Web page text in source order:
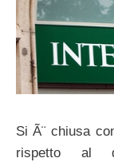
Si Ã¨ chiusa
rispetto al